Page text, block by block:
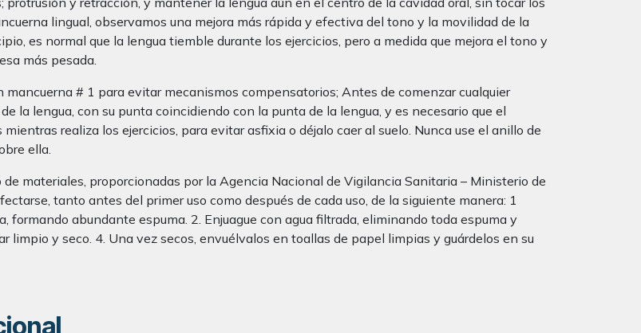
lingual, observamos una mejora más rápida y efectiva del tono y la movilidad de la
es normal que la lengua tiemble durante los ejercicios, pero a medida que mejora el tono y
más pesada.
# 1 para evitar mecanismos compensatorios; Antes de comenzar cualquier
la lengua, con su punta coincidiendo con la punta de la lengua, y es necesario que el
realiza los ejercicios, para evitar asfixia o déjalo caer al suelo. Nunca use el anillo de
ella.
materiales, proporcionadas por la Agencia Nacional de Vigilancia Sanitaria – Ministerio de
tanto antes del primer uso como después de cada uso, de la siguiente manera: 1
formando abundante espuma. 2. Enjuague con agua filtrada, eliminando toda espuma y
limpio y seco. 4. Una vez secos, envuélvalos en toallas de papel limpias y guárdelos en su